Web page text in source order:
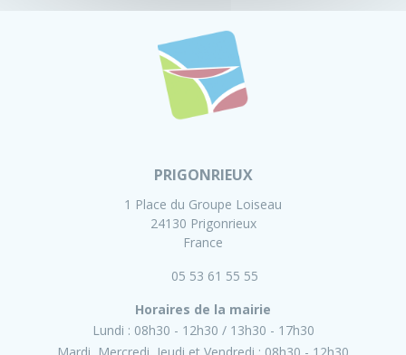
PRIGONRIEUX
1 Place du Groupe Loiseau
24130 Prigonrieux
France
05 53 61 55 55
Horaires de la mairie
Lundi : 08h30 - 12h30
13h30 - 17h30
Mardi, Mercredi, Jeudi et Vendredi : 08h30 - 12h30